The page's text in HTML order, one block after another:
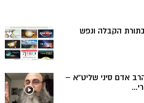
בתורת הקבלה ונפש
אדם סיני שליט”א –